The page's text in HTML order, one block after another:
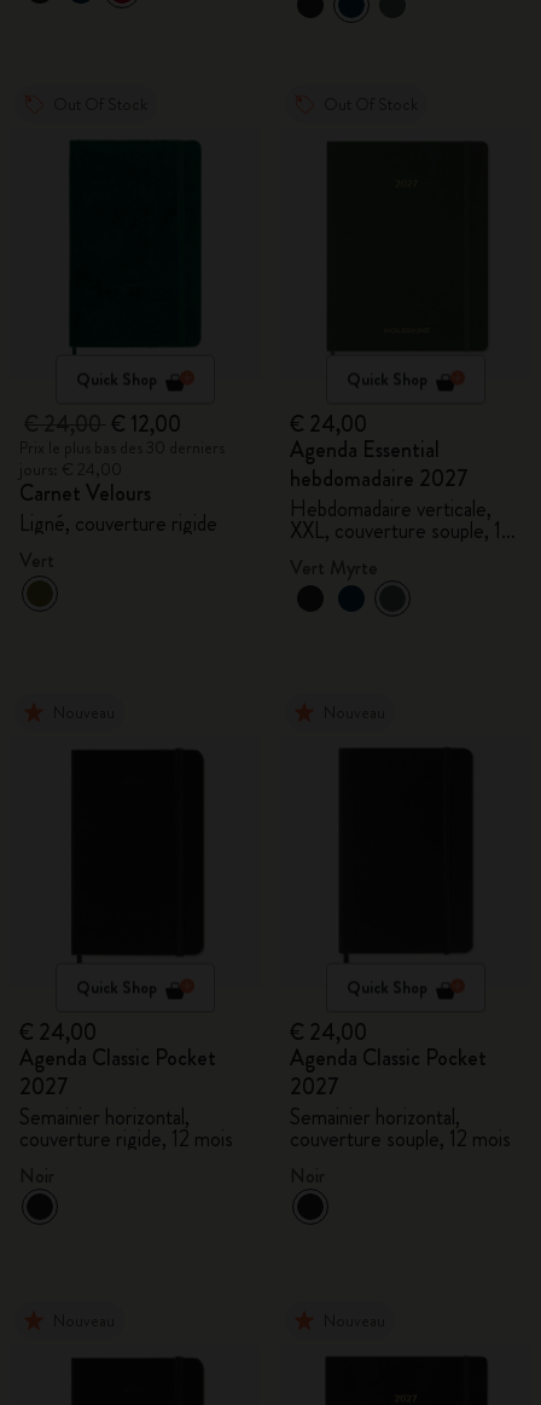
Quick Shop
€ 12,00
Carnet Velours
Ligné, couverture rigide
Quick Shop
€ 24,00
Agenda Essential
hebdomadaire 2027
Hebdomadaire verticale,
XXL, couverture souple, 15
mois
Quick Shop
€ 24,00
Agenda Classic Pocket
2027
Semainier horizontal,
couverture rigide, 12 mois
Quick Shop
€ 24,00
Agenda Classic Pocket
2027
Semainier horizontal,
couverture souple, 12 mois